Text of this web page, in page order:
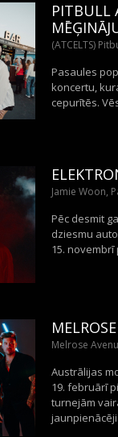
PITBULL
(ATCELTS)
Pasaules
koncertu,
cepurītēs.
Jamie Woon,
Pēc desmit
dziesmu
15.
Melrose
Austrālijas
19. februārī
turnejām